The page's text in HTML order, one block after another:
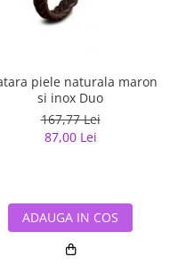
piele naturala maron
si inox Duo
167,77 Lei
87,00 Lei
ADAUGA IN COS